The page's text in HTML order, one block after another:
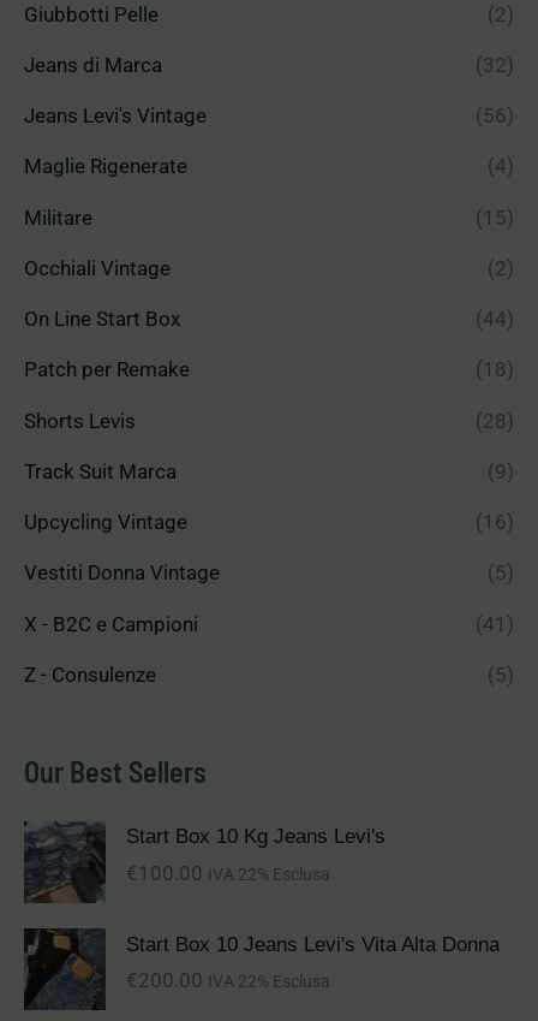
Giubbotti Pelle (2)
Jeans di Marca (32)
Jeans Levi's Vintage (56)
Maglie Rigenerate (4)
Militare (15)
Occhiali Vintage (2)
On Line Start Box (44)
Patch per Remake (18)
Shorts Levis (28)
Track Suit Marca (9)
Upcycling Vintage (16)
Vestiti Donna Vintage (5)
X - B2C e Campioni (41)
Z - Consulenze (5)
Our Best Sellers
Start Box 10 Kg Jeans Levi's
€ 100.00 IVA 22% Esclusa
Start Box 10 Jeans Levi's Vita Alta Donna
€200.00 IVA 22% Esclusa